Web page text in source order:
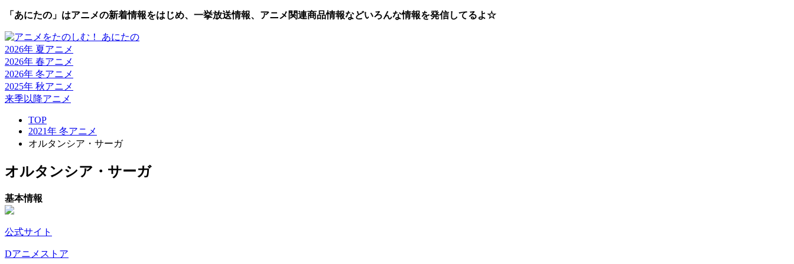
「あにたの」はアニメの新着情報をはじめ、一挙放送情報、アニメ関連商品情報などいろんな情報を発信してるよ☆
2026年 夏アニメ
2026年 春アニメ
2026年 冬アニメ
2025年 秋アニメ
来季以降アニメ
TOP
2021年 冬アニメ
オルタンシア・サーガ
オルタンシア・サーガ
基本情報
公式サイト
Dアニメストア